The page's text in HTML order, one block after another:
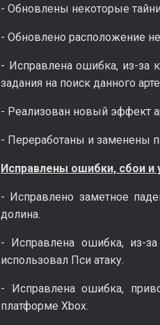
- Обновлены некоторые
- Обновлено расположение
- Исправлена ошибка, из-за
задания на поиск данного
- Реализован новый эффект
- Переработаны и заменены
Исправлены ошибки, сбои и
- Исправлено заметное
долина.
- Исправлена ошибка, из-
использовал Пси атаку.
- Исправлена ошибка,
платформе Xbox.